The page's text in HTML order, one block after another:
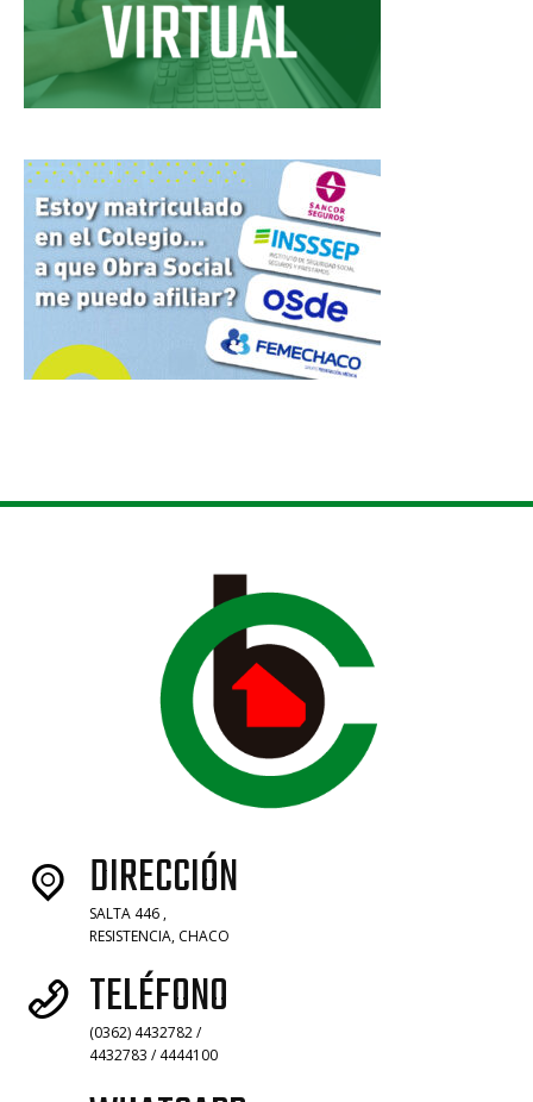
DIRECCIÓN
SALTA 446 ,
RESISTENCIA, CHACO
TELÉFONO
(0362) 4432782 /
4432783 / 4444100